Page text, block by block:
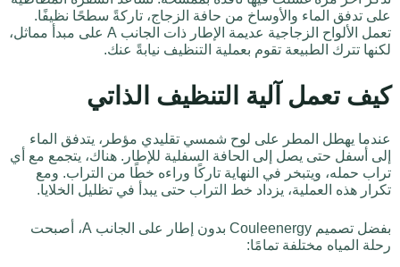
على تدفق الماء والأوساخ من حافة الزجاج، تاركةً سطحًا نظيفًا.
تعمل الألواح الزجاجية عديمة الإطار ذات الجانب A على مبدأ مماثل،
لكنها تترك الطبيعة تقوم بعملية التنظيف نيابةً عنك.
كيف تعمل آلية التنظيف الذاتي
عندما يهطل المطر على لوح شمسي تقليدي مؤطر، يتدفق الماء
إلى أسفل حتى يصل إلى الحافة السفلية للإطار. هناك، يتجمع مع أي
تراب حمله، ويتبخر في النهاية تاركًا وراءه خطًا من التراب. ومع
تكرار هذه العملية، يزداد خط التراب حتى يبدأ في تظليل الخلايا.
بفضل تصميم Couleenergy بدون إطار على الجانب A، أصبحت
رحلة المياه مختلفة تمامًا: